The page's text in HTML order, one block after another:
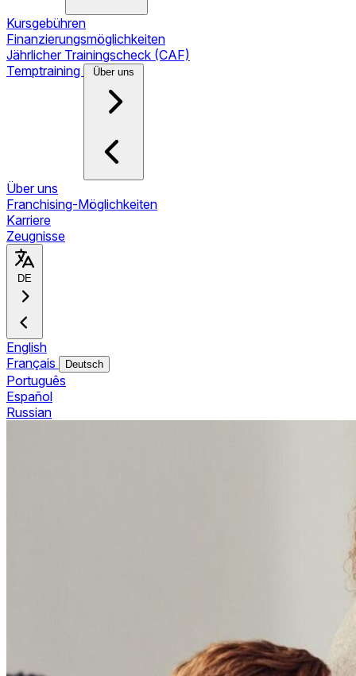
Kursgebühren
Finanzierungsmöglichkeiten
Jährlicher Trainingscheck (CAF)
Temptraining
Über uns
Über uns
Franchising-Möglichkeiten
Karriere
Zeugnisse
DE
English
Français
Deutsch
Português
Español
Russian